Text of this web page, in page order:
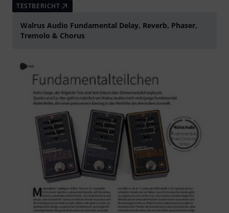
TESTBERICHT
Walrus Audio Fundamental Delay, Reverb, Phaser,
Tremolo & Chorus